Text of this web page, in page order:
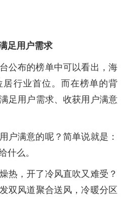
足用户需求
公布的榜单中可以看出，海
行业首位。而在榜单的背
足用户需求、收获用户满意
户满意的呢？简单说就是：
什么。
热，开了冷风直吹又难受？
双风道聚合送风，冷暖分区